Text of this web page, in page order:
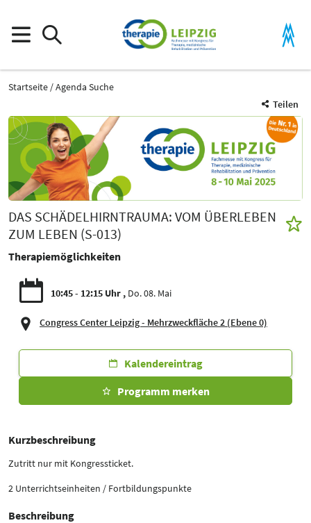
Startseite
Agenda Suche
Teilen
DAS SCHÄDELHIRNTRAUMA: VOM ÜBERLEBEN
ZUM LEBEN (S-013)
Therapiemöglichkeiten
10:45 - 12:15 Uhr Do. 08. Mai
Congress Center Leipzig - Mehrzweckfläche 2 (Ebene 0)
Kalendereintrag
Programm merken
Kurzbeschreibung
Zutritt nur mit Kongressticket.
2 Unterrichtseinheiten / Fortbildungspunkte
Beschreibung